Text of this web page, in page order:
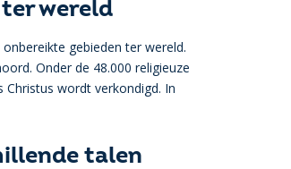
wereld
gebieden ter wereld.
Onder de 48.000 religieuze
Christus wordt verkondigd. In
talen